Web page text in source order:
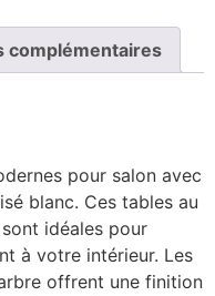
complémentaires
pour salon avec
blanc. Ces tables au
idéales pour
à votre intérieur. Les
offrent une finition